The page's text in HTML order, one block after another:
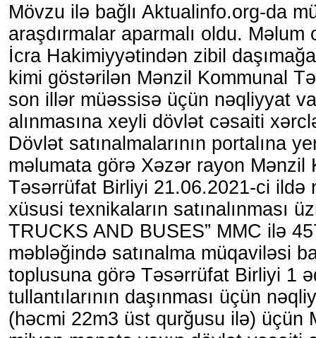
Mövzu ilə bağlı Aktualinfo.org-da
araşdırmalar aparmalı oldu. Məlum
İcra Hakimiyyətindən zibil
kimi göstərilən Mənzil Kommunal
son illər müəssisə üçün nəqliyyat
alınmasına xeyli dövlət cəsaiti
Dövlət satınalmalarının portalına
məlumata görə Xəzər rayon Mənzil
Təsərrüfat Birliyi 21.06.2021-ci ildə
xüsusi texnikaların satınalınması
TRUCKS AND BUSES” MMC ilə
məbləğində satınalma müqaviləsi
toplusuna görə Təsərrüfat Birliyi 1
tullantılarının daşınması üçün
(həcmi 22m3 üst qurğusu ilə) üçün